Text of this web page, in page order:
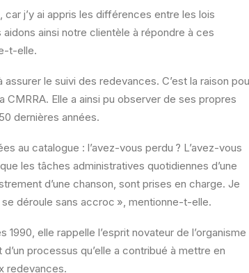
car j’y ai appris les différences entre les lois
ainsi notre clientèle à répondre à ces
t-elle.
le suivi des redevances. C’est la raison
Elle a ainsi pu observer de ses propres
dernières années.
au catalogue : l’avez-vous perdu ? L’avez-vous
les tâches administratives quotidiennes d’une
d’une chanson, sont prises en charge. Je
se déroule sans accroc », mentionne-t-elle.
elle rappelle l’esprit novateur de l’organisme
processus qu’elle a contribué à mettre en
redevances.